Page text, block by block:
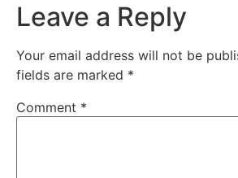
Leave a Reply
Your email address will not be
fields are marked *
Comment *